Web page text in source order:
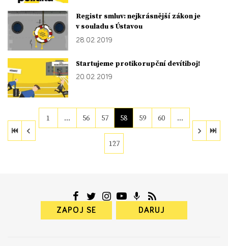
Registr smluv: nejkrásnější zákon je
v souladu s Ústavou
28. 02. 2019
Startujeme protikorupční devítiboj!
20. 02. 2019
1 … 56 57 58 59 60 …
127
ZAPOJ SE DARUJ